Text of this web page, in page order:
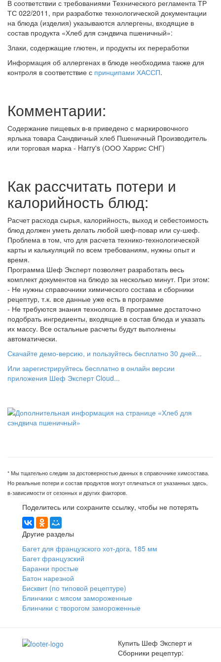
В соответствии с требованиями Технического регламента ТР
ТС 022/2011, при разработке технологической документации
на блюда (изделия) указываются аллергены, входящие в
состав продукта «Хлеб для сэндвича пшеничный»:
Злаки, содержащие глютен, и продукты их переработки
Информация об аллергенах в блюде необходима также для
контроля в соответствие с принципами ХАССП.
Комментарии:
Содержание пищевых в-в приведено с маркировочного
ярлыка товара Сандвичный хлеб Пшеничный Производитель
или торговая марка - Harry's (ООО Харрис СНГ)
Как рассчитать потери и
калорийность блюд:
Расчет расхода сырья, калорийность, выход и себестоимость
блюд должен уметь делать любой шеф-повар или су-шеф.
Проблема в том, что для расчета технико-технологической
карты и калькуляций по всем требованиям, нужны опыт и
время.
Программа Шеф Эксперт позволяет разработать весь
комплект документов на блюдо за несколько минут. При этом:
- Не нужны справочники химического состава и сборники
рецептур, т.к. все данные уже есть в программе
- Не требуются знания технолога. В программе достаточно
подобрать ингредиенты, входящие в состав блюда и указать
их массу. Все остальные расчеты будут выполнены
автоматически.
Скачайте демо-версию, и пользуйтесь бесплатно 30 дней...
Или зарегистрируйтесь бесплатно в онлайн версии
приложения Шеф Эксперт Cloud...
* Мы тщательно следим за достоверностью данных в справочнике химсостава.
Но реальные потери и состав продуктов могут отличаться от указанных здесь,
в-зависимости от сезонных и других факторов.
Поделитесь или сохраните ссылку, чтобы не потерять
Другие разделы
Багет для французского хот-дога, 185 мм
Багет французский
Баранки простые
Батон нарезной
Бисквит (по типовой рецептуре)
Блинчики с мясом замороженные
Блинчики с творогом замороженные
Купить Шеф Эксперт и
Сборники рецептур: